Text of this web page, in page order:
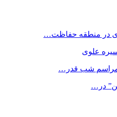
در منطقه حفاظت…
علوی
مراسم شب قدر…
در…